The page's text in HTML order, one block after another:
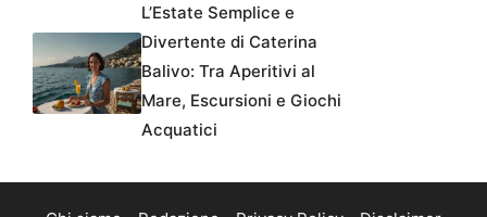
L’Estate Semplice e
Divertente di Caterina
Balivo: Tra Aperitivi al
Mare, Escursioni e Giochi
Acquatici